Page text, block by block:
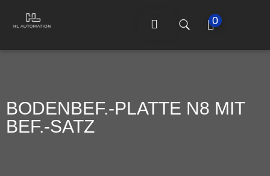
0
BODENBEF.-PLATTE N8 MIT
BEF.-SATZ